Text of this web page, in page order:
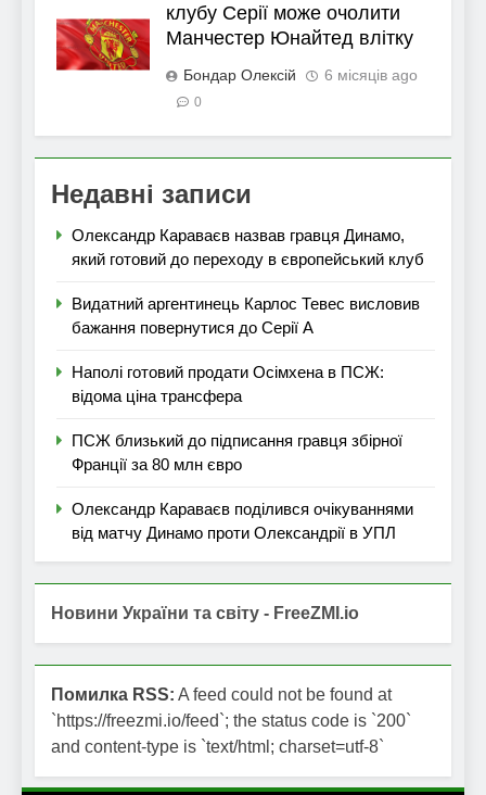
клубу Серії може очолити
Манчестер Юнайтед влітку
Бондар Олексій 6 місяців ago
0
Недавні записи
Олександр Караваєв назвав гравця Динамо,
який готовий до переходу в європейський клуб
Видатний аргентинець Карлос Тевес висловив
бажання повернутися до Серії А
Наполі готовий продати Осімхена в ПСЖ:
відома ціна трансфера
ПСЖ близький до підписання гравця збірної
Франції за 80 млн євро
Олександр Караваєв поділився очікуваннями
від матчу Динамо проти Олександрії в УПЛ
Новини України та світу - FreeZMI.io
Помилка RSS: A feed could not be found at
`https://freezmi.io/feed`; the status code is `200`
and content-type is `text/html; charset=utf-8`